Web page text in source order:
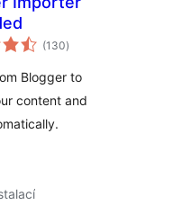
(130celkové
hodnocení
)
Blogger to
content and